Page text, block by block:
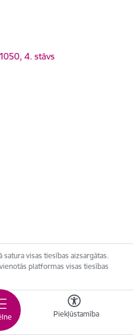
Piekļūstamība
4. stāvs
visas tiesības aizsargātas.
platformas visas tiesības